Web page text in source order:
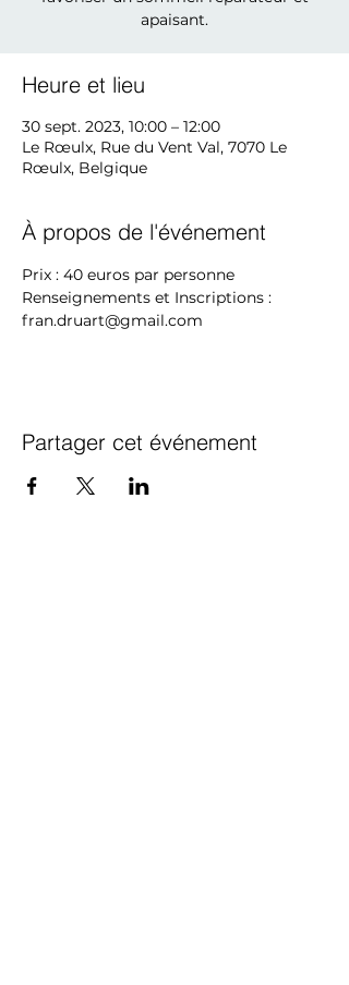
apaisant.
Heure et lieu
30 sept. 2023, 10:00 – 12:00
Le Rœulx, Rue du Vent Val, 7070 Le
Rœulx, Belgique
À propos de l'événement
Prix : 40 euros par personne
Renseignements et Inscriptions :
fran.druart@gmail.com
Partager cet événement